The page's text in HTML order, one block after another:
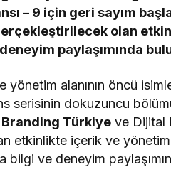
– 9 için geri sayım
olan
paylaşımında
yönetim alanının öncü
serisinin dokuzuncu
Branding Türkiye ve Dijital
etkinlikte içerik ve
bilgi ve deneyim